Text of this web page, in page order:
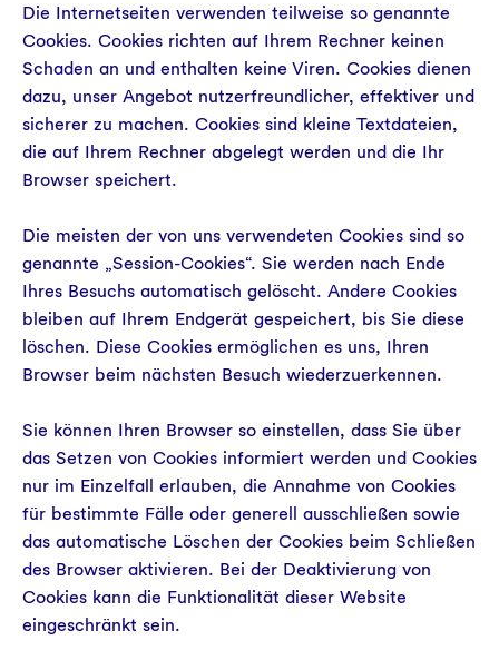
Die Internetseiten verwenden teilweise so genannte
Cookies. Cookies richten auf Ihrem Rechner keinen
Schaden an und enthalten keine Viren. Cookies dienen
dazu, unser Angebot nutzerfreundlicher, effektiver und
sicherer zu machen. Cookies sind kleine Textdateien,
die auf Ihrem Rechner abgelegt werden und die Ihr
Browser speichert.
Die meisten der von uns verwendeten Cookies sind so
genannte „Session-Cookies“. Sie werden nach Ende
Ihres Besuchs automatisch gelöscht. Andere Cookies
bleiben auf Ihrem Endgerät gespeichert, bis Sie diese
löschen. Diese Cookies ermöglichen es uns, Ihren
Browser beim nächsten Besuch wiederzuerkennen.
Sie können Ihren Browser so einstellen, dass Sie über
das Setzen von Cookies informiert werden und Cookies
nur im Einzelfall erlauben, die Annahme von Cookies
für bestimmte Fälle oder generell ausschließen sowie
das automatische Löschen der Cookies beim Schließen
des Browser aktivieren. Bei der Deaktivierung von
Cookies kann die Funktionalität dieser Website
eingeschränkt sein.